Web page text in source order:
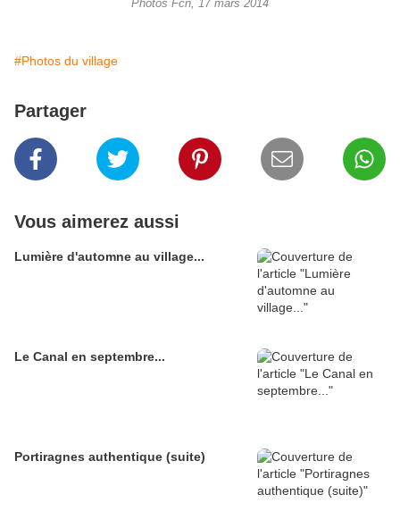
Photos Fcn, 17 mars 2014
#Photos du village
Partager
Vous aimerez aussi
Lumière d'automne au village...
Le Canal en septembre...
Portiragnes authentique (suite)